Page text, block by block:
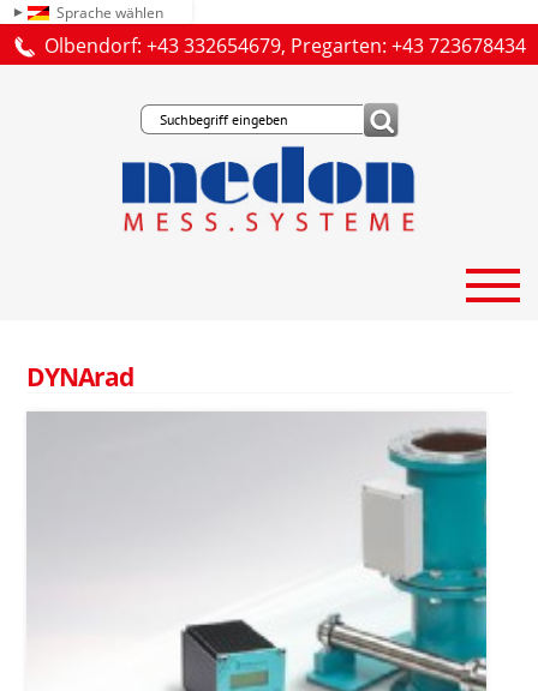
Sprache wählen
Olbendorf: +43 332654679, Pregarten: +43 723678434
DYNArad